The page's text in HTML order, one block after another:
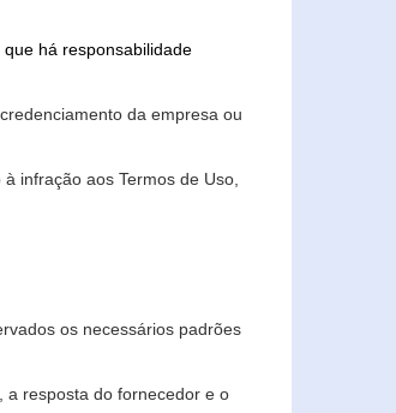
há responsabilidade
da empresa ou
infração aos Termos de Uso,
os necessários padrões
a resposta do fornecedor e o